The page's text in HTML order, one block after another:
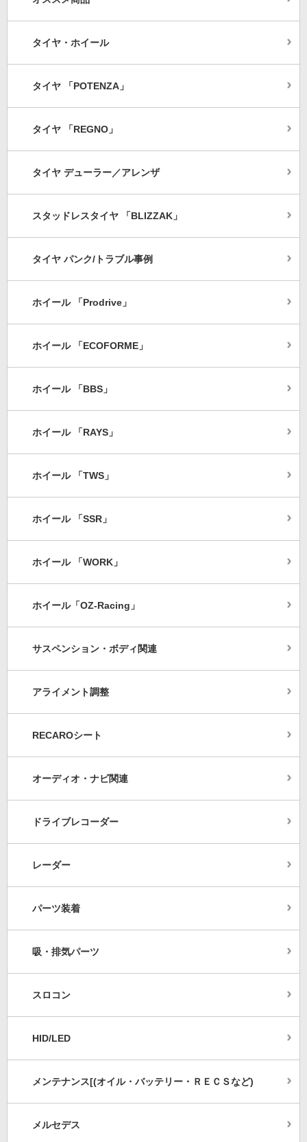
タイヤ・ホイール
タイヤ 「POTENZA」
タイヤ 「REGNO」
タイヤ デューラー／アレンザ
スタッドレスタイヤ 「BLIZZAK」
タイヤ パンク/トラブル事例
ホイール 「Prodrive」
ホイール 「ECOFORME」
ホイール 「BBS」
ホイール 「RAYS」
ホイール 「TWS」
ホイール 「SSR」
ホイール 「WORK」
ホイール「OZ-Racing」
サスペンション・ボディ関連
アライメント調整
RECAROシート
オーディオ・ナビ関連
ドライブレコーダー
レーダー
パーツ装着
吸・排気パーツ
スロコン
HID/LED
メンテナンス[(オイル・バッテリー・ＲＥＣＳなど)
メルセデス